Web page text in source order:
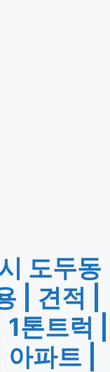
도두동
| 견적 |
톤트럭 |
파트 |